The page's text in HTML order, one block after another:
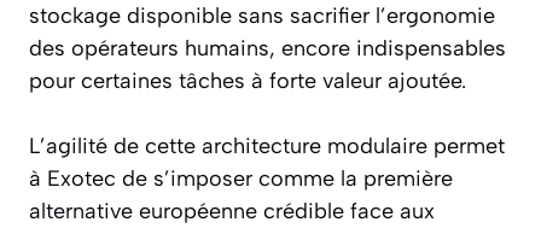
stockage disponible sans sacrifier l’ergonomie
des opérateurs humains, encore indispensables
pour certaines tâches à forte valeur ajoutée.
L’agilité de cette architecture modulaire permet
à Exotec de s’imposer comme la première
alternative européenne crédible face aux